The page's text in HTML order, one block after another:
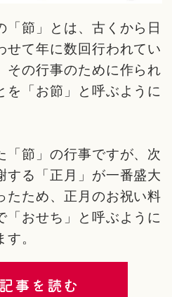
「節」とは、古くから日
せて年に数回行われてい
その行事のために作られ
を「お節」と呼ぶように
「節」の行事ですが、次
する「正月」が一番盛大
たため、正月のお祝い料
「おせち」と呼ぶように
。
事を読む